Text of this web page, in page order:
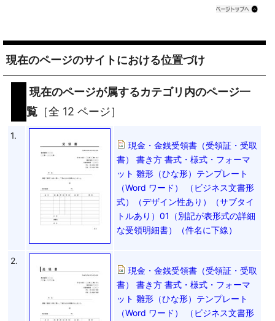
現在のページのサイトにおける位置づけ
現在のページが属するカテゴリ内のページ一
覧 ［全 12 ページ］
1.
現金・金銭受領書（受領証・受取
書） 書き方 書式・様式・フォーマ
ット 雛形（ひな形）テンプレート
（Word ワード） （ビジネス文書形
式）（デザイン性あり）（サブタイ
トルあり）01（別記が表形式の詳細
な受領明細書）（件名に下線）
2.
現金・金銭受領書（受領証・受取
書） 書き方 書式・様式・フォーマ
ット 雛形（ひな形）テンプレート
（Word ワード） （ビジネス文書形